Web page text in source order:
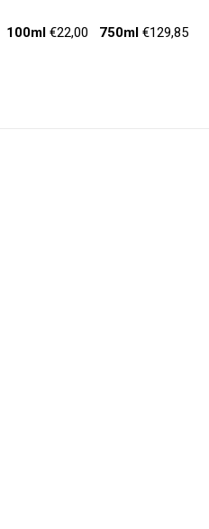
100ml €22,00 750ml €129,85